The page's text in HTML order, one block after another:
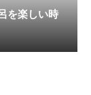
を楽しい時